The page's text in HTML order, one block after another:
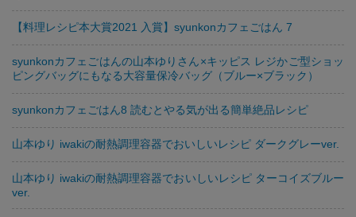
【料理レシピ本大賞2021 入賞】syunkonカフェごはん 7
syunkonカフェごはんの山本ゆりさん×キッピス レジかご型ショッ
ピングバッグにもなる大容量保冷バッグ（ブルー×ブラック）
syunkonカフェごはん8 読むとやる気が出る簡単絶品レシピ
山本ゆり iwakiの耐熱調理容器でおいしいレシピ ダークグレーver.
山本ゆり iwakiの耐熱調理容器でおいしいレシピ ターコイズブルー
ver.